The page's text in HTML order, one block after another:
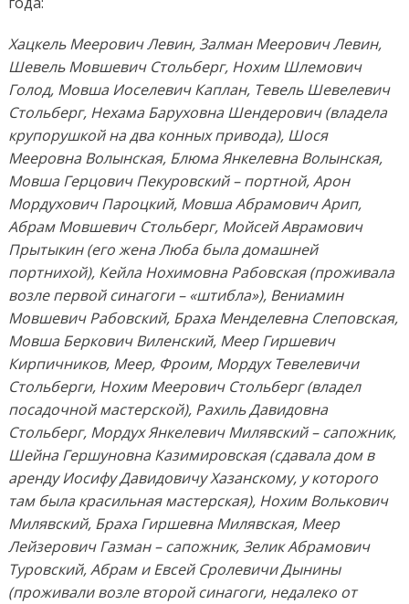
Хацкель Меерович Левин, Залман Меерович Левин,
Шевель Мовшевич Стольберг, Нохим Шлемович
Голод, Мовша Иоселевич Каплан, Тевель Шевелевич
Стольберг, Нехама Баруховна Шендерович (владела
крупорушкой на два конных привода), Шося
Мееровна Волынская, Блюма Янкелевна Волынская,
Мовша Герцович Пекуровский – портной, Арон
Мордухович Пароцкий, Мовша Абрамович Арип,
Абрам Мовшевич Стольберг, Мойсей Аврамович
Прытыкин (его жена Люба была домашней
портнихой), Кейла Нохимовна Рабовская (проживала
возле первой синагоги – «штибла»), Вениамин
Мовшевич Рабовский, Браха Менделевна Слеповская,
Мовша Беркович Виленский, Меер Гиршевич
Кирпичников, Меер, Фроим, Мордух Тевелевичи
Стольберги, Нохим Меерович Стольберг (владел
посадочной мастерской), Рахиль Давидовна
Стольберг, Мордух Янкелевич Милявский – сапожник,
Шейна Гершуновна Казимировская (сдавала дом в
аренду Иосифу Давидовичу Хазанскому, у которого
там была красильная мастерская), Нохим Волькович
Милявский, Браха Гиршевна Милявская, Меер
Лейзерович Газман – сапожник, Зелик Абрамович
Туровский, Абрам и Евсей Сролевичи Дынины
(проживали возле второй синагоги, недалеко от